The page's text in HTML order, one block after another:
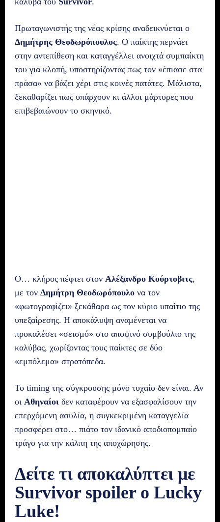
Πρωταγωνιστής της νέας κρίσης αναδεικνύεται ο
Δημήτρης Θεοδωρόπουλος. Ο παίκτης περνάει
στην αντεπίθεση και καταγγέλλει ανοιχτά συμπαίκτη
του για κλοπή, υποστηρίζοντας πως τον «έπιασε στα
πράσα» να βάζει χέρι στις κοινές πατάτες. Μάλιστα,
ξεκαθαρίζει πως υπάρχουν κι άλλοι μάρτυρες που
επιβεβαιώνουν το σκηνικό.
Ο… κλήρος πέφτει στον Αλέξανδρο Κούρτοβιτς,
με τον Δημήτρη Θεοδωρόπουλο να τον
«φωτογραφίζει» ξεκάθαρα ως τον κύριο υπαίτιο της
υπεξαίρεσης. Η αποκάλυψη αναμένεται να
προκαλέσει «σεισμό» στο αποψινό συμβούλιο της
καλύβας, χωρίζοντας τους παίκτες σε δύο
«εμπόλεμα» στρατόπεδα.
Το timing της σύγκρουσης μόνο τυχαίο δεν είναι. Αν
οι Αθηναίοι δεν καταφέρουν να εξασφαλίσουν την
επερχόμενη ασυλία, η συγκεκριμένη καταγγελία
προσφέρει στο… πιάτο τον ιδανικό αποδιοπομπαίο
τράγο για την κάλπη της αποχώρησης.
Δείτε τι αποκαλύπτει με
Survivor spoiler o Lucky
Luke!